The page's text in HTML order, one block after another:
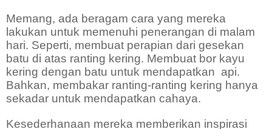
Memang, ada beragam cara yang mereka
lakukan untuk memenuhi penerangan di malam
hari. Seperti, membuat perapian dari gesekan
batu di atas ranting kering. Membuat bor kayu
kering dengan batu untuk mendapatkan api.
Bahkan, membakar ranting-ranting kering hanya
sekadar untuk mendapatkan cahaya.
Kesederhanaan mereka memberikan inspirasi